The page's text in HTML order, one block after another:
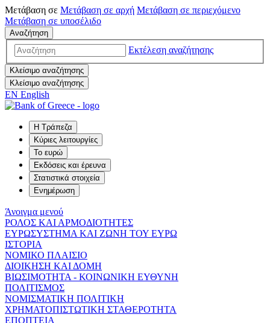
Μετάβαση σε Μετάβαση σε αρχή Μετάβαση σε περιεχόμενο
Μετάβαση σε υποσέλιδο
Αναζήτηση
Εκτέλεση αναζήτησης
Κλείσιμο αναζήτησης
Κλείσιμο αναζήτησης
EN English
Η Τράπεζα
Κύριες λειτουργίες
Το ευρώ
Εκδόσεις και έρευνα
Στατιστικά στοιχεία
Ενημέρωση
Άνοιγμα μενού
ΡΟΛΟΣ ΚΑΙ ΑΡΜΟΔΙΟΤΗΤΕΣ
ΕΥΡΩΣΥΣΤΗΜΑ ΚΑΙ ΖΩΝΗ ΤΟΥ ΕΥΡΩ
ΙΣΤΟΡΙΑ
ΝΟΜΙΚΟ ΠΛΑΙΣΙΟ
ΔΙΟΙΚΗΣΗ ΚΑΙ ΔΟΜΗ
ΒΙΩΣΙΜΟΤΗΤΑ - ΚΟΙΝΩΝΙΚΗ ΕΥΘΥΝΗ
ΠΟΛΙΤΙΣΜΟΣ
ΝΟΜΙΣΜΑΤΙΚΗ ΠΟΛΙΤΙΚΗ
ΧΡΗΜΑΤΟΠΙΣΤΩΤΙΚΗ ΣΤΑΘΕΡΟΤΗΤΑ
ΕΠΟΠΤΕΙΑ